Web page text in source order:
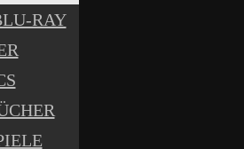
RAY